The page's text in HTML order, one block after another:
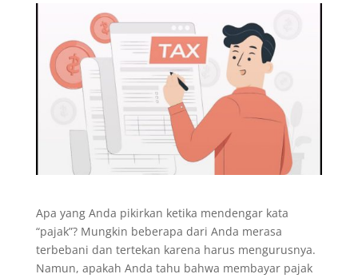
Apa yang Anda pikirkan ketika mendengar kata
“pajak”? Mungkin beberapa dari Anda merasa
terbebani dan tertekan karena harus mengurusnya.
Namun, apakah Anda tahu bahwa membayar pajak